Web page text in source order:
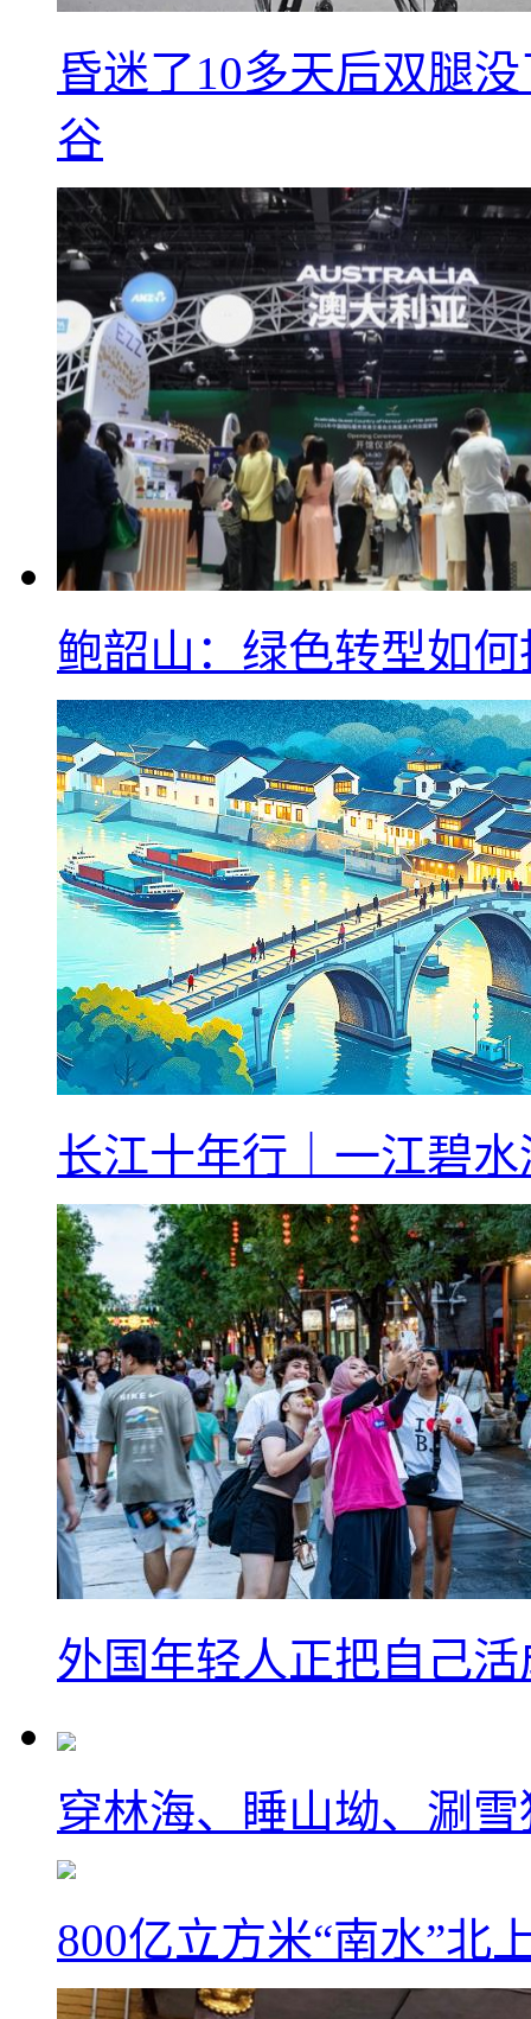
昏迷了10多天后双腿
谷
鲍韶山：绿色转型如
长江十年行｜一江碧
外国年轻人正把自己活
穿林海、睡山坳、涮
800亿立方米“南水”北